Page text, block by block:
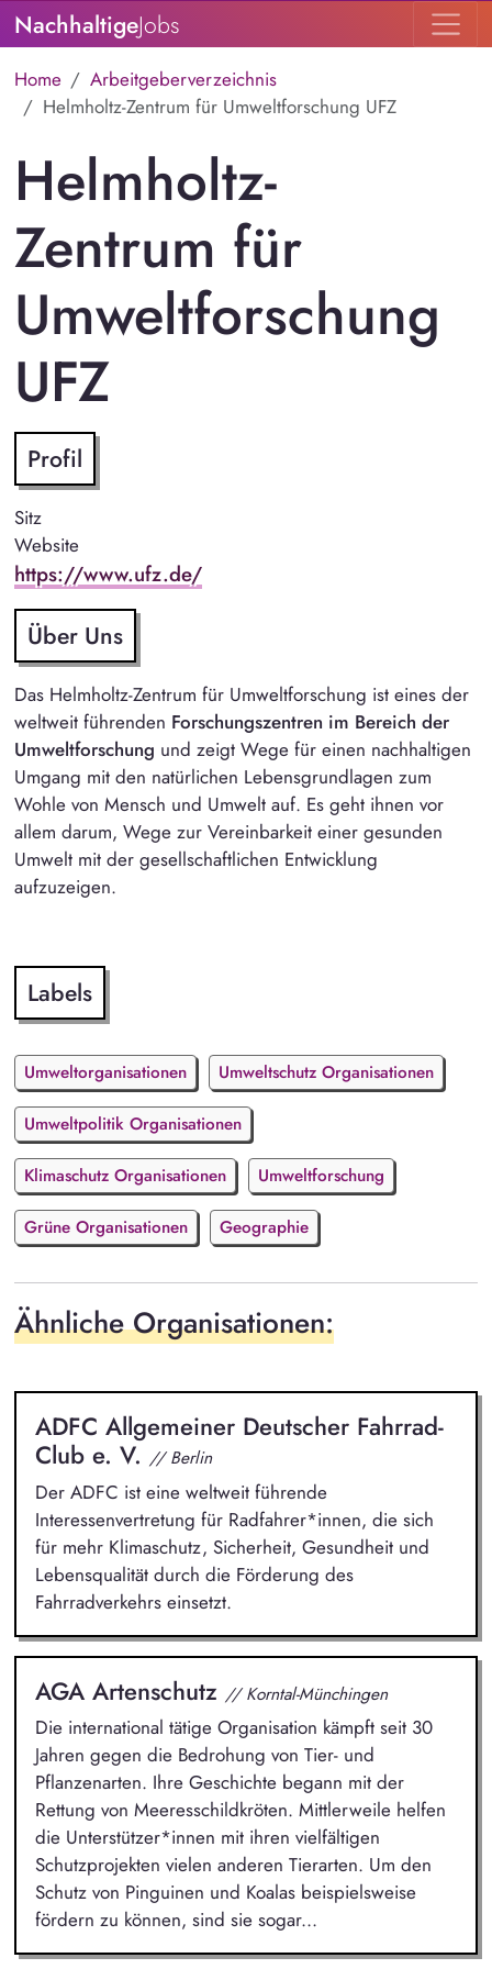
NachhaltigeJobs
Home
Arbeitgeberverzeichnis
Helmholtz-Zentrum für Umweltforschung UFZ
Helmholtz-
Zentrum für
Umweltforschung
UFZ
Profil
Sitz
Website
https://www.ufz.de/
Über Uns
Das Helmholtz-Zentrum für Umweltforschung ist eines der
weltweit führenden Forschungszentren im Bereich der
Umweltforschung und zeigt Wege für einen nachhaltigen
Umgang mit den natürlichen Lebensgrundlagen zum
Wohle von Mensch und Umwelt auf. Es geht ihnen vor
allem darum, Wege zur Vereinbarkeit einer gesunden
Umwelt mit der gesellschaftlichen Entwicklung
aufzuzeigen.
Labels
Umweltorganisationen Umweltschutz Organisationen
Umweltpolitik Organisationen
Klimaschutz Organisationen Umweltforschung
Grüne Organisationen Geographie
Ähnliche Organisationen:
ADFC Allgemeiner Deutscher Fahrrad-
Club e. V. // Berlin
Der ADFC ist eine weltweit führende
Interessenvertretung für Radfahrer*innen, die sich
für mehr Klimaschutz, Sicherheit, Gesundheit und
Lebensqualität durch die Förderung des
Fahrradverkehrs einsetzt.
AGA Artenschutz // Korntal-Münchingen
Die international tätige Organisation kämpft seit 30
Jahren gegen die Bedrohung von Tier- und
Pflanzenarten. Ihre Geschichte begann mit der
Rettung von Meeresschildkröten. Mittlerweile helfen
die Unterstützer*innen mit ihren vielfältigen
Schutzprojekten vielen anderen Tierarten. Um den
Schutz von Pinguinen und Koalas beispielsweise
fördern zu können, sind sie sogar...